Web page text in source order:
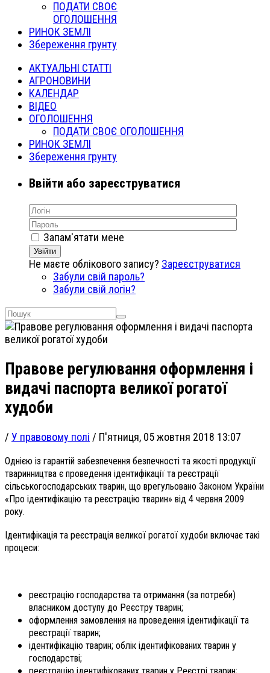
ПОДАТИ СВОЄ
ОГОЛОШЕННЯ
РИНОК ЗЕМЛІ
Збереження грунту
АКТУАЛЬНІ СТАТТІ
АГРОНОВИНИ
КАЛЕНДАР
ВІДЕО
ОГОЛОШЕННЯ
ПОДАТИ СВОЄ ОГОЛОШЕННЯ
РИНОК ЗЕМЛІ
Збереження грунту
Ввійти або зареєструватися
Запам'ятати мене
Увійти
Не маєте облікового запису? Зареєструватися
Забули свій пароль?
Забули свій логін?
Правове регулювання оформлення і
видачі паспорта великої рогатої
худоби
/ У правовому полі / П'ятниця, 05 жовтня 2018 13:07
Однією із гарантій забезпечення безпечності та якості продукції
тваринництва є проведення ідентифікації та реєстрації
сільськогосподарських тварин, що врегульовано Законом України
«Про ідентифікацію та реєстрацію тварин» від 4 червня 2009
року.
Ідентифікація та реєстрація великої рогатої худоби включає такі
процеси:
реєстрацію господарства та отримання (за потреби)
власником доступу до Реєстру тварин;
оформлення замовлення на проведення ідентифікації та
реєстрації тварин;
ідентифікацію тварин; облік ідентифікованих тварин у
господарстві;